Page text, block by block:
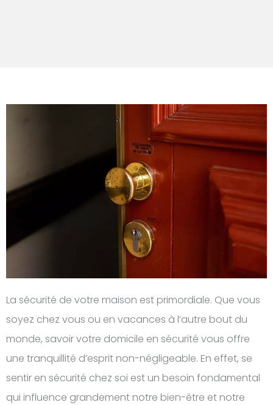
La sécurité de votre maison est primordiale. Que vous
soyez chez vous ou en vacances à l’autre bout du
monde, savoir votre domicile en sécurité vous offre
une tranquillité d’esprit non-négligeable. En effet, se
sentir en sécurité chez soi est un besoin fondamental
qui influence grandement notre bien-être et notre